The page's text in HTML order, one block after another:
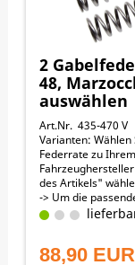
2
48,
auswählen
Art.Nr. 435-470 V
Varianten:
Federrate zu
des Artikels"
-> Um die
Link „Passende
↓ nach unten
lieferbar
88,90 EUR